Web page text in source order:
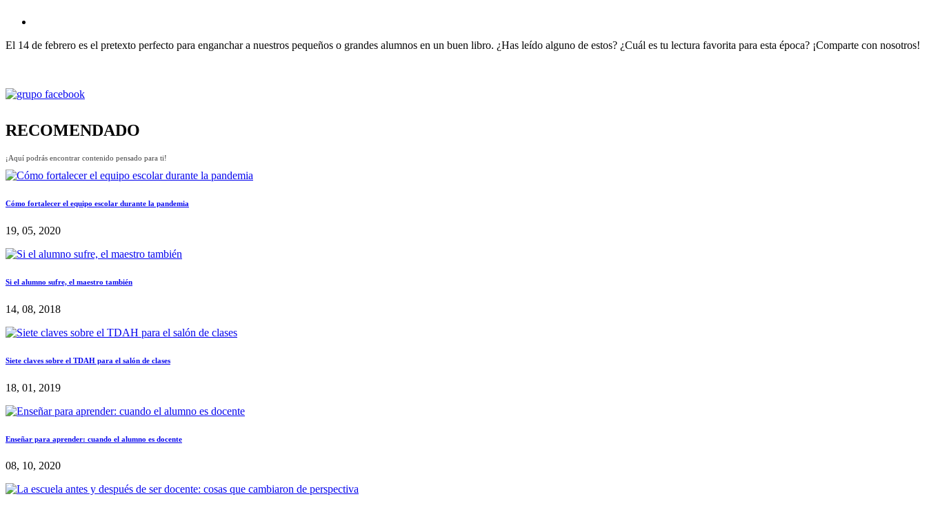
El 14 de febrero es el pretexto perfecto para enganchar a nuestros pequeños o grandes alumnos en un buen libro. ¿Has leído alguno de estos? ¿Cuál es tu lectura favorita para esta época? ¡Comparte con nosotros!
RECOMENDADO
¡Aquí podrás encontrar contenido pensado para ti!
Cómo fortalecer el equipo escolar durante la pandemia
19, 05, 2020
Si el alumno sufre, el maestro también
14, 08, 2018
Siete claves sobre el TDAH para el salón de clases
18, 01, 2019
Enseñar para aprender: cuando el alumno es docente
08, 10, 2020